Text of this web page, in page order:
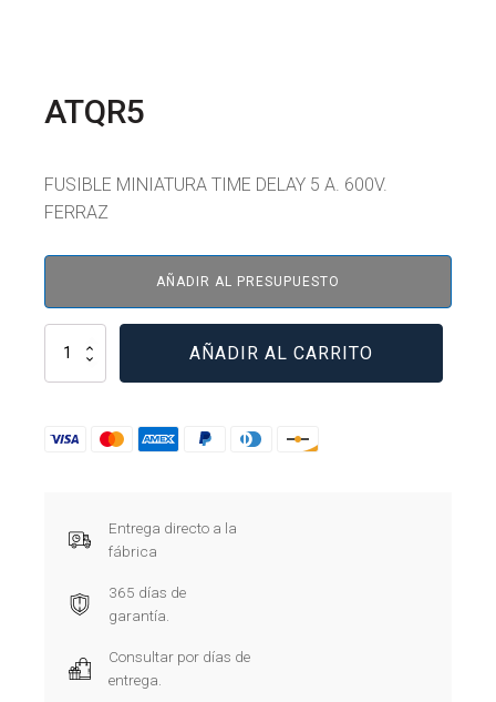
ATQR5
FUSIBLE MINIATURA TIME DELAY 5 A. 600V.
FERRAZ
AÑADIR AL PRESUPUESTO
ATQR5
cantidad
AÑADIR AL CARRITO
Entrega directo a la
fábrica
365 días de
garantía.
Consultar por días de
entrega.